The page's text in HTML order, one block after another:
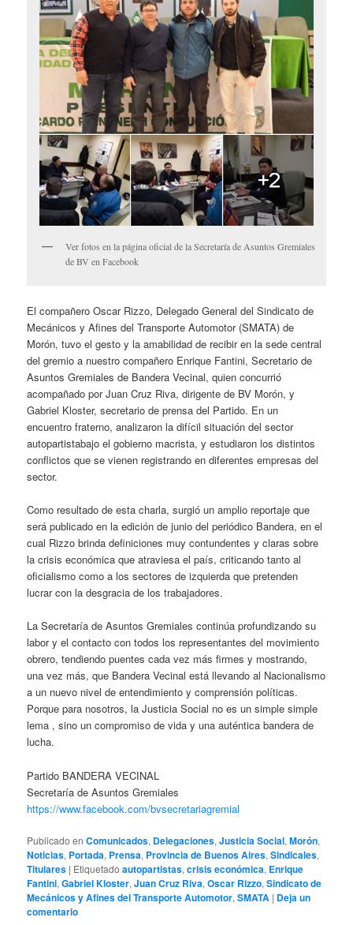
Ver fotos en la página oficial de la Secretaría de Asuntos Gremiales
de BV en Facebook
El compañero Oscar Rizzo, Delegado General del Sindicato de
Mecánicos y Afines del Transporte Automotor (SMATA) de
Morón, tuvo el gesto y la amabilidad de recibir en la sede central
del gremio a nuestro compañero Enrique Fantini, Secretario de
Asuntos Gremiales de Bandera Vecinal, quien concurrió
acompañado por Juan Cruz Riva, dirigente de BV Morón, y
Gabriel Kloster, secretario de prensa del Partido. En un
encuentro fraterno, analizaron la difícil situación del sector
autopartistabajo el gobierno macrista, y estudiaron los distintos
conflictos que se vienen registrando en diferentes empresas del
sector.
Como resultado de esta charla, surgió un amplio reportaje que
será publicado en la edición de junio del periódico Bandera, en el
cual Rizzo brinda definiciones muy contundentes y claras sobre
la crisis económica que atraviesa el país, criticando tanto al
oficialismo como a los sectores de izquierda que pretenden
lucrar con la desgracia de los trabajadores.
La Secretaría de Asuntos Gremiales continúa profundizando su
labor y el contacto con todos los representantes del movimiento
obrero, tendiendo puentes cada vez más firmes y mostrando,
una vez más, que Bandera Vecinal está llevando al Nacionalismo
a un nuevo nivel de entendimiento y comprensión políticas.
Porque para nosotros, la Justicia Social no es un simple simple
lema , sino un compromiso de vida y una auténtica bandera de
lucha.
Partido BANDERA VECINAL
Secretaría de Asuntos Gremiales
https://www.facebook.com/bvsecretariagremial
Publicado en Comunicados, Delegaciones,Justicia Social,Morón,
Noticias, Portada, Prensa, Provincia de Buenos Aires,Sindicales,
Titulares | Etiquetado autopartistas,crisis económica, Enrique
Fantini,Gabriel Kloster,Juan Cruz Riva,Oscar Rizzo,Sindicato de
Mecánicos y Afines del Transporte Automotor,SMATA | Deja un
comentario